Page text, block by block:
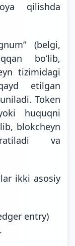
qilishda
(belgi,
boʻlib,
tizimidagi
etilgan
Token
huquqni
blokcheyn
va
ikki asosiy
entry)